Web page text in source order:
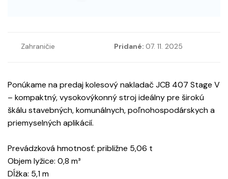
Zahraničie Pridané: 07. 11. 2025
Ponúkame na predaj kolesový nakladač JCB 407 Stage V
– kompaktný, vysokovýkonný stroj ideálny pre širokú
škálu stavebných, komunálnych, poľnohospodárskych a
priemyselných aplikácií.
Prevádzková hmotnosť: približne 5,06 t
Objem lyžice: 0,8 m³
Dĺžka: 5,1 m